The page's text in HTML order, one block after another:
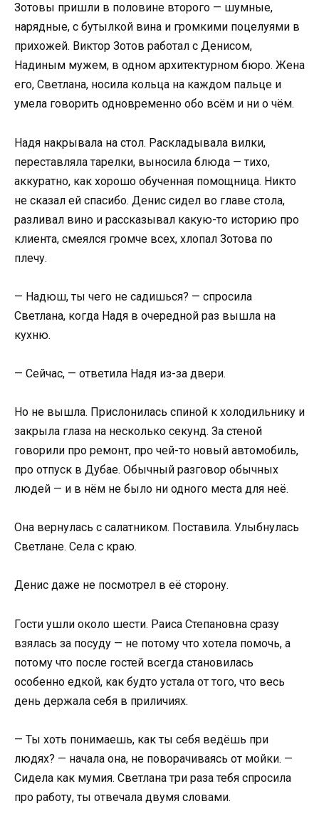
Зотовы пришли в половине второго — шумные,
нарядные, с бутылкой вина и громкими поцелуями в
прихожей. Виктор Зотов работал с Денисом,
Надиным мужем, в одном архитектурном бюро. Жена
его, Светлана, носила кольца на каждом пальце и
умела говорить одновременно обо всём и ни о чём.
Надя накрывала на стол. Раскладывала вилки,
переставляла тарелки, выносила блюда — тихо,
аккуратно, как хорошо обученная помощница. Никто
не сказал ей спасибо. Денис сидел во главе стола,
разливал вино и рассказывал какую-то историю про
клиента, смеялся громче всех, хлопал Зотова по
плечу.
— Надюш, ты чего не садишься? — спросила
Светлана, когда Надя в очередной раз вышла на
кухню.
— Сейчас, — ответила Надя из-за двери.
Но не вышла. Прислонилась спиной к холодильнику и
закрыла глаза на несколько секунд. За стеной
говорили про ремонт, про чей-то новый автомобиль,
про отпуск в Дубае. Обычный разговор обычных
людей — и в нём не было ни одного места для неё.
Она вернулась с салатником. Поставила. Улыбнулась
Светлане. Села с краю.
Денис даже не посмотрел в её сторону.
Гости ушли около шести. Раиса Степановна сразу
взялась за посуду — не потому что хотела помочь, а
потому что после гостей всегда становилась
особенно едкой, как будто устала от того, что весь
день держала себя в приличиях.
— Ты хоть понимаешь, как ты себя ведёшь при
людях? — начала она, не поворачиваясь от мойки. —
Сидела как мумия. Светлана три раза тебя спросила
про работу, ты отвечала двумя словами.